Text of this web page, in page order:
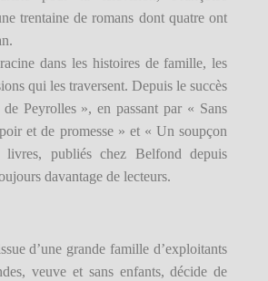
trentaine de romans dont quatre ont
dans les histoires de famille, les
qui les traversent. Depuis le succès
Peyrolles », en passant par « Sans
et de promesse » et « Un soupçon
livres, publiés chez Belfond depuis
davantage de lecteurs.
d’une grande famille d’exploitants
veuve et sans enfants, décide de